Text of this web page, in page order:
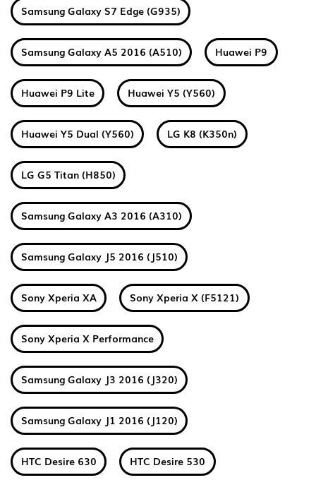
Samsung Galaxy S7 Edge (G935)
Samsung Galaxy A5 2016 (A510) Huawei P9
Huawei P9 Lite Huawei Y5 (Y560)
Huawei Y5 Dual (Y560) LG K8 (K350n)
LG G5 Titan (H850)
Samsung Galaxy A3 2016 (A310)
Samsung Galaxy J5 2016 (J510)
Sony Xperia XA Sony Xperia X (F5121)
Sony Xperia X Performance
Samsung Galaxy J3 2016 (J320)
Samsung Galaxy J1 2016 (J120)
HTC Desire 630 HTC Desire 530